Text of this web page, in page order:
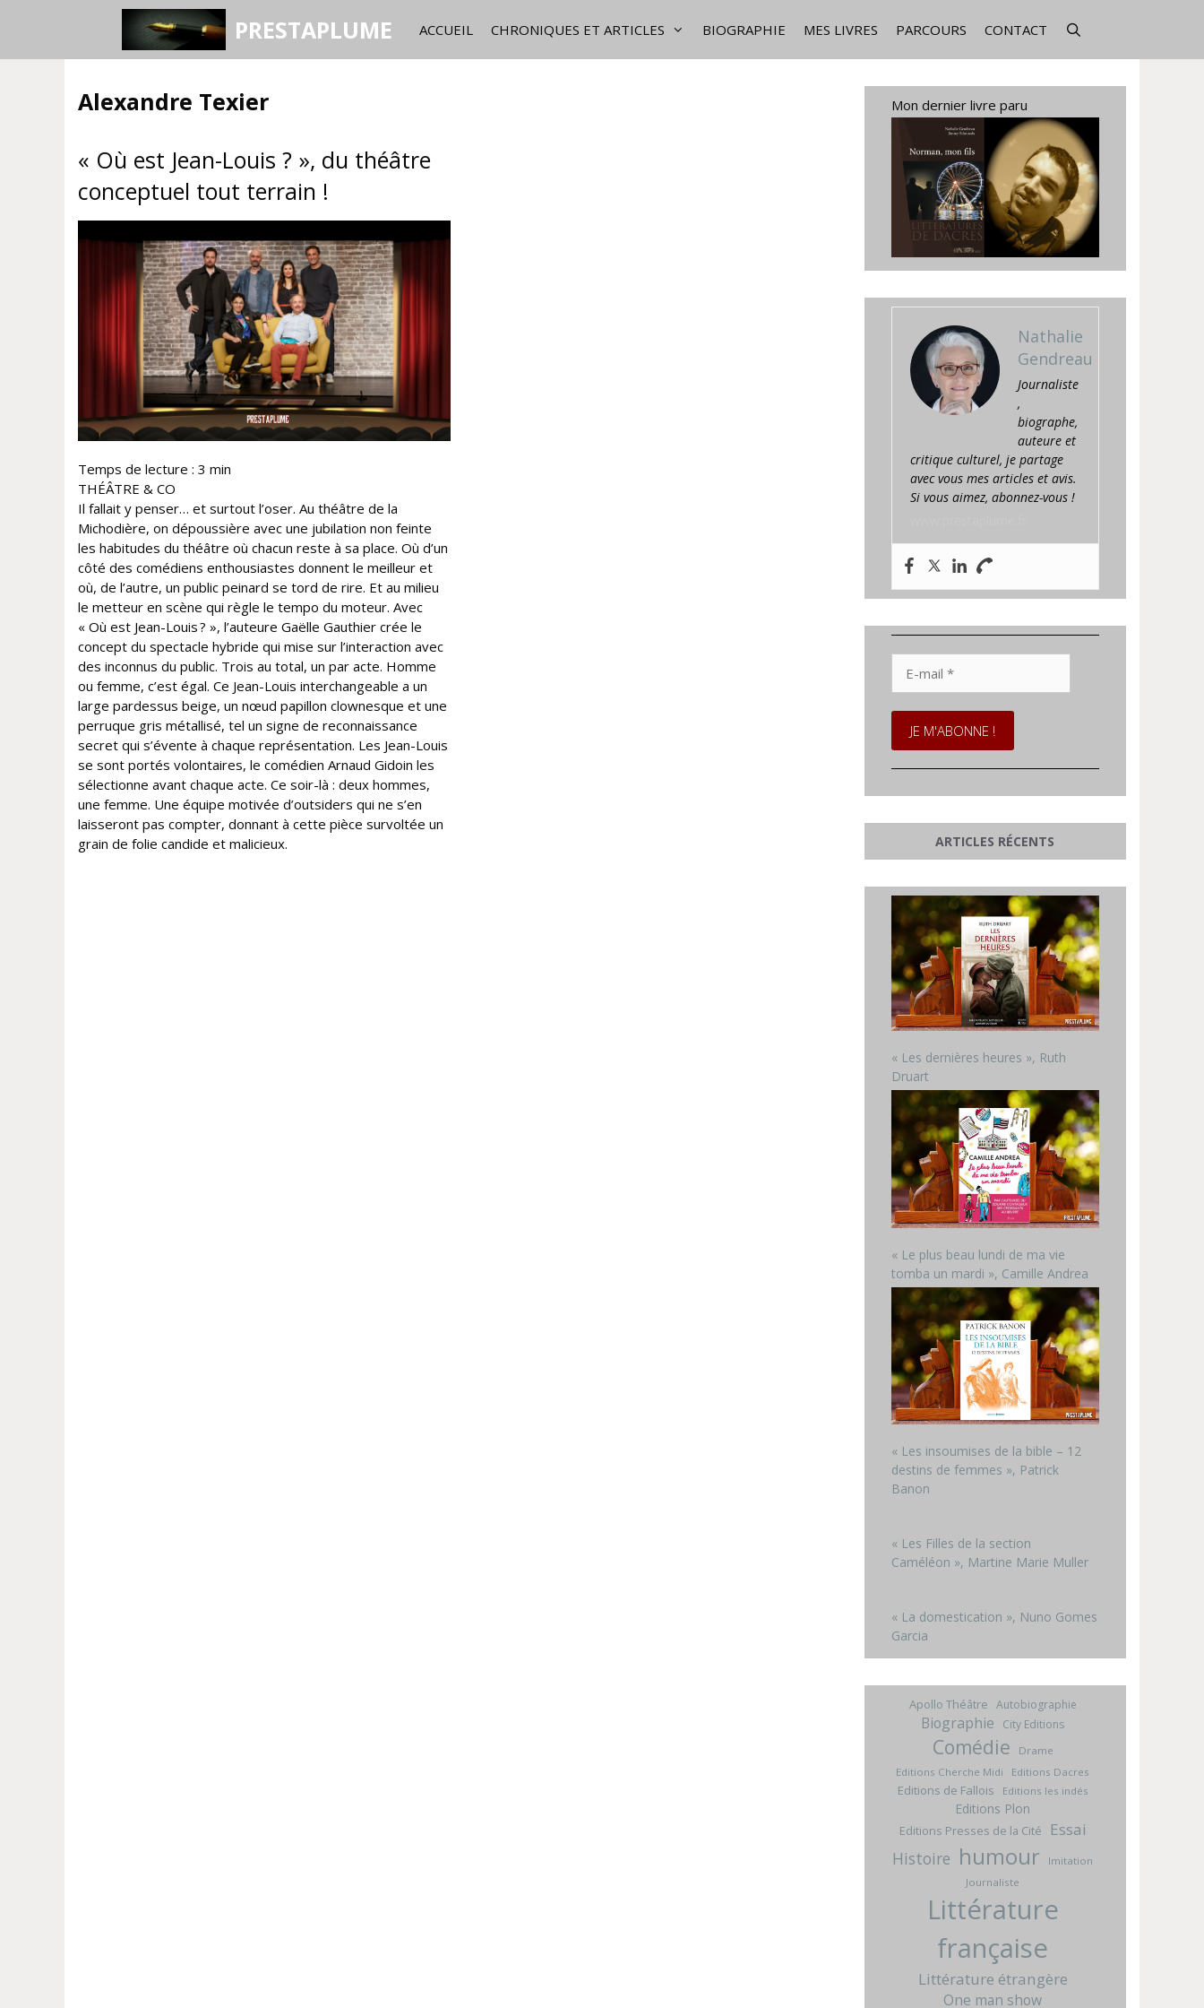
PRESTAPLUME ACCUEIL CHRONIQUES ET ARTICLES BIOGRAPHIE MES LIVRES PARCOURS CONTACT
Alexandre Texier
« Où est Jean-Louis ? », du théâtre
conceptuel tout terrain !
Temps de lecture : 3 min
THÉÂTRE & CO
Il fallait y penser… et surtout l’oser. Au théâtre de la
Michodière, on dépoussière avec une jubilation non feinte
les habitudes du théâtre où chacun reste à sa place. Où d’un
côté des comédiens enthousiastes donnent le meilleur et
où, de l’autre, un public peinard se tord de rire. Et au milieu
le metteur en scène qui règle le tempo du moteur. Avec
« Où est Jean-Louis ? », l’auteure Gaëlle Gauthier crée le
concept du spectacle hybride qui mise sur l’interaction avec
des inconnus du public. Trois au total, un par acte. Homme
ou femme, c’est égal. Ce Jean-Louis interchangeable a un
large pardessus beige, un nœud papillon clownesque et une
perruque gris métallisé, tel un signe de reconnaissance
secret qui s’évente à chaque représentation. Les Jean-Louis
se sont portés volontaires, le comédien Arnaud Gidoin les
sélectionne avant chaque acte. Ce soir-là : deux hommes,
une femme. Une équipe motivée d’outsiders qui ne s’en
laisseront pas compter, donnant à cette pièce survoltée un
grain de folie candide et malicieux.
Mon dernier livre paru
Nathalie
Gendreau
Journaliste
,
biographe,
auteure et
critique culturel, je partage
avec vous mes articles et avis.
Si vous aimez, abonnez-vous !
mail
*
ARTICLES RÉCENTS
« Les dernières heures », Ruth
Druart
« Le plus beau lundi de ma vie
tomba un mardi », Camille Andrea
« Les insoumises de la bible – 12
destins de femmes », Patrick
Banon
« Les Filles de la section
Caméléon », Martine Marie Muller
« La domestication », Nuno Gomes
Garcia
Apollo Théâtre Autobiographie
Biographie City Editions
Comédie
Drame
Editions Cherche Midi
Editions Dacres
Editions de Fallois Editions les indés
Editions Plon
Editions Presses de la Cité Essai
Histoire humour
Imitation
Journaliste
Littérature
française
Littérature étrangère
One man show